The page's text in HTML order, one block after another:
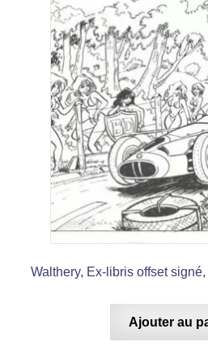
Walthery, Ex-libris offset
Ajouter au